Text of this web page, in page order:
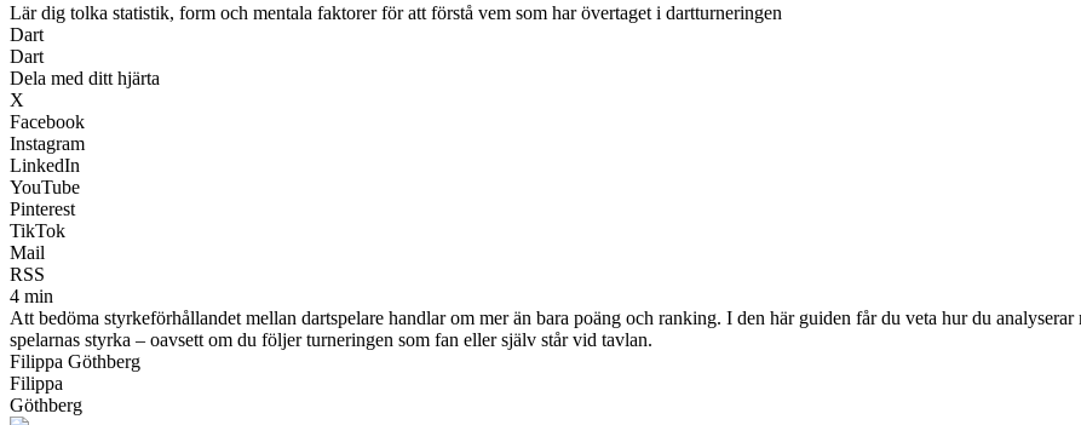
Lär dig tolka statistik, form och mentala faktorer för att förstå vem som har övertaget i dartturneringen
Dart
Dart
Dela med ditt hjärta
X
Facebook
Instagram
LinkedIn
YouTube
Pinterest
TikTok
Mail
RSS
4 min
Att bedöma styrkeförhållandet mellan dartspelare handlar om mer än bara poäng och ranking. I den här guiden får du veta hur du
spelarnas styrka – oavsett om du följer turneringen som fan eller själv står vid tavlan.
Filippa Göthberg
Filippa
Göthberg